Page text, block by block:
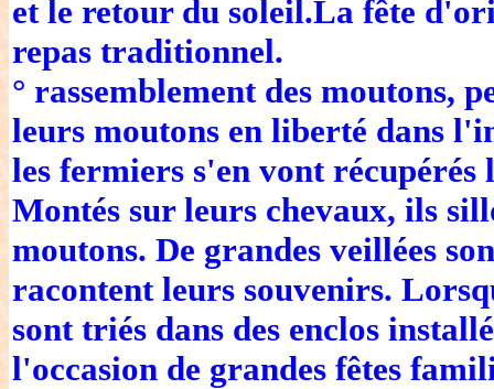
et le retour du soleil.La fête
repas traditionnel.
° rassemblement des moutons,
leurs moutons en liberté dans
les fermiers s'en vont récupérés
Montés sur leurs chevaux, ils
moutons. De grandes veillées
racontent leurs souvenirs.
sont triés dans des enclos
l'occasion de grandes fêtes